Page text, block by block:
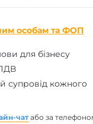
особам та ФОП
для бізнесу
супровід кожного
чат або за